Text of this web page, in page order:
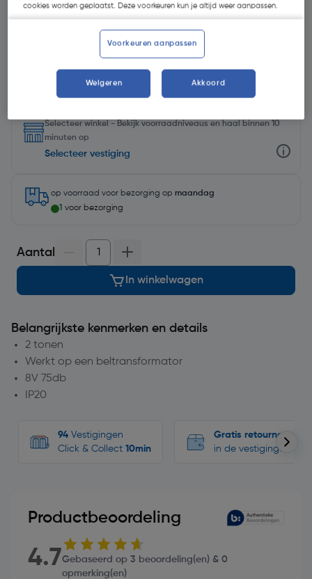
€ 12,50 | Excl. btw € 10,33
Selecteer winkel - Bekijk voorraadniveaus en haal binnen 10
minuten op
Selecteer vestiging
op voorraad voor bezorging op maandag
1 voor bezorging
Aantal
In winkelwagen
Belangrijkste kenmerken en details
2 tonen
Werkt op een beltransformator
8V 75db
IP20
94 Vestigingen
Click & Collect 10min
Gratis retourneren
in de vestigingen
Productbeoordeling
4.7Gebaseerd op 3 beoordeling(en) & 0
opmerking(en)
cookies worden geplaatst. Deze voorkeuren kun je altijd weer aanpassen.
Voorkeuren aanpassen
Weigeren Akkoord